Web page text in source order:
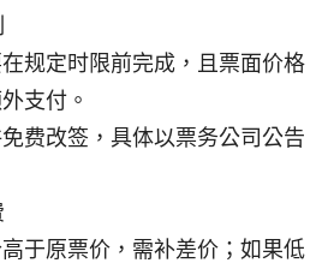
规定时限前完成，且票面价格
支付。
费改签，具体以票务公司公告
于原票价，需补差价；如果低